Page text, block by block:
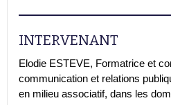
INTERVENANT
Elodie ESTEVE, Formatrice et
communication et relations
en milieu associatif, dans les